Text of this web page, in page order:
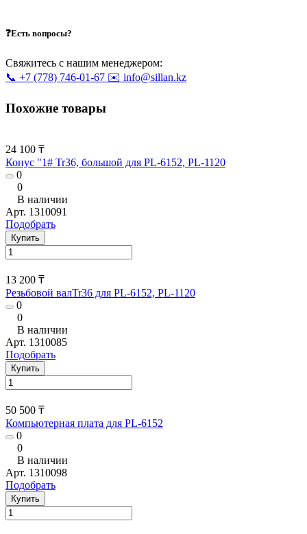
❓Есть вопросы?
Свяжитесь с нашим менеджером:
📞 +7 (778) 746-01-67 ✉️ info@sillan.kz
Похожие товары
24 100 ₸
Конус "1# Tr36, большой для PL-6152, PL-1120
0
0
В наличии
Арт. 1310091
Подобрать
Купить
13 200 ₸
Резьбовой валTr36 для PL-6152, PL-1120
0
0
В наличии
Арт. 1310085
Подобрать
Купить
50 500 ₸
Компьютерная плата для PL-6152
0
0
В наличии
Арт. 1310098
Подобрать
Купить